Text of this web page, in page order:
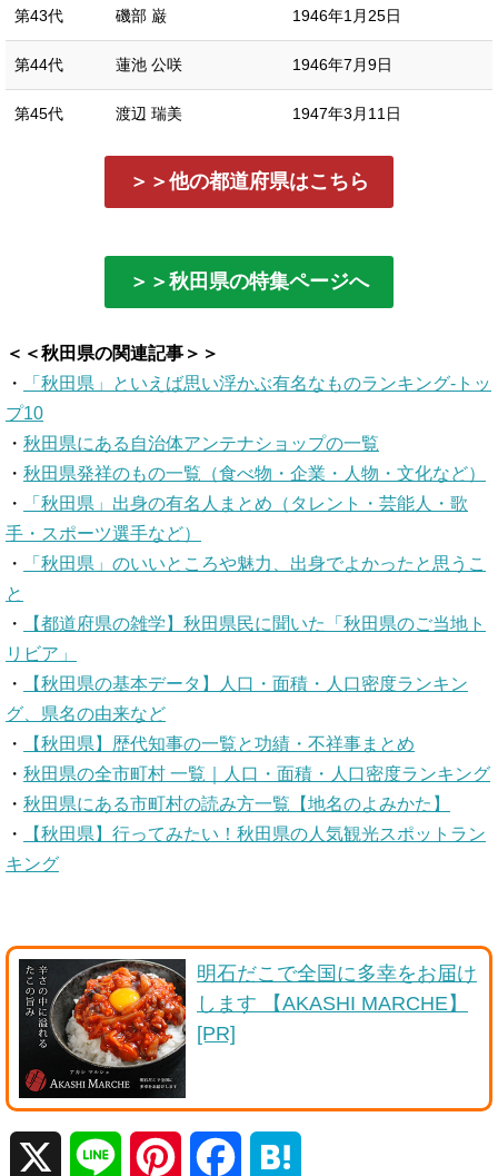
第43代 磯部 巌 1946年1月25日
第44代 蓮池 公咲 1946年7月9日
第45代 渡辺 瑞美 1947年3月11日
＞＞他の都道府県はこちら
＞＞秋田県の特集ページへ
＜＜秋田県の関連記事＞＞
・
「秋田県」といえば思い浮かぶ有名なものランキング-トッ
プ10
・ 秋田県にある自治体アンテナショップの一覧
・ 秋田県発祥のもの一覧（食べ物・企業・人物・文化など）
・
「秋田県」出身の有名人まとめ（タレント・芸能人・歌
手・スポーツ選手など）
・
「秋田県」のいいところや魅力、出身でよかったと思うこ
と
・
【都道府県の雑学】秋田県民に聞いた「秋田県のご当地ト
リビア」
・
【秋田県の基本データ】人口・面積・人口密度ランキン
グ、県名の由来など
・
【秋田県】歴代知事の一覧と功績・不祥事まとめ
・ 秋田県の全市町村 一覧｜人口・面積・人口密度ランキング
・ 秋田県にある市町村の読み方一覧【地名のよみかた】
・
【秋田県】行ってみたい！秋田県の人気観光スポットラン
キング
明石だこで全国に多幸をお届け
します 【AKASHI MARCHE】
[PR]